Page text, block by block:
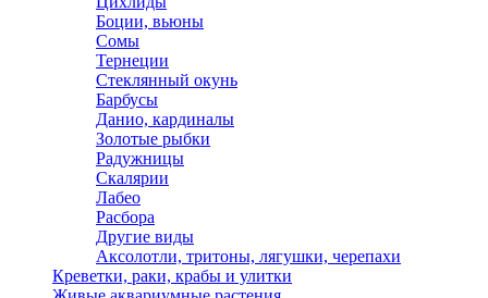
Боции, вьюны
Сомы
Тернеции
Стеклянный окунь
Барбусы
Данио, кардиналы
Золотые рыбки
Радужницы
Скалярии
Лабео
Расбора
Другие виды
Аксолотли, тритоны, лягушки, черепахи
Креветки, раки, крабы и улитки